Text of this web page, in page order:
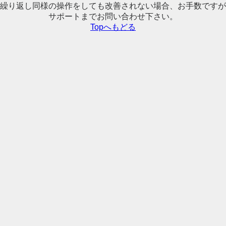
繰り返し同様の操作をしても改善されない場合、お手数ですが
サポートまでお問い合わせ下さい。
Topへもどる